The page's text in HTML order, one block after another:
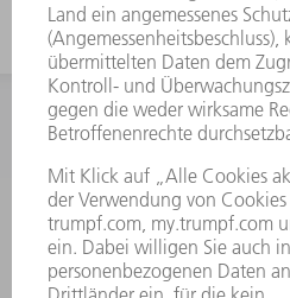
Häufig
Allgemeine
After